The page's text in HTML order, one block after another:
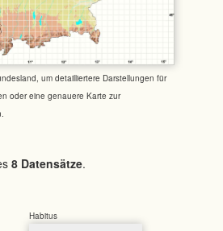
um detailliertere Darstellungen für
oder eine genauere Karte zur
8 Datensätze.
Habitus